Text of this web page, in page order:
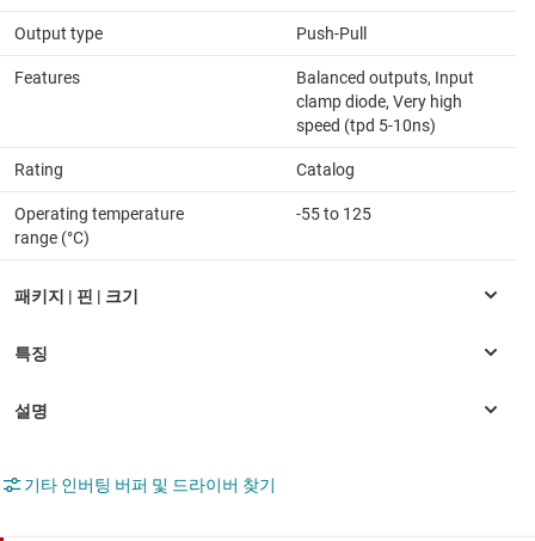
Output type Push-Pull
Features
Balanced outputs, Input
clamp diode, Very high
speed (tpd 5-10ns)
Rating Catalog
Operating temperature
range (°C)
-55 to 125
기타 인버팅 버퍼 및 드라이버 찾기